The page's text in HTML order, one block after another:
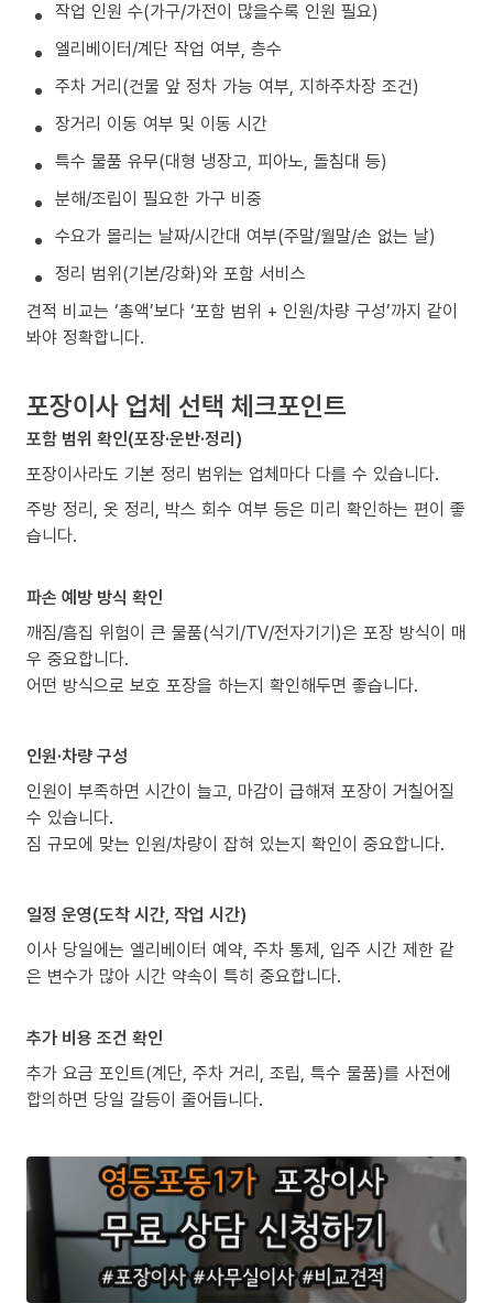
작업 인원 수(가구/가전이 많을수록 인원 필요)
엘리베이터/계단 작업 여부, 층수
주차 거리(건물 앞 정차 가능 여부, 지하주차장 조건)
장거리 이동 여부 및 이동 시간
특수 물품 유무(대형 냉장고, 피아노, 돌침대 등)
분해/조립이 필요한 가구 비중
수요가 몰리는 날짜/시간대 여부(주말/월말/손 없는 날)
정리 범위(기본/강화)와 포함 서비스
견적 비교는 ‘총액’보다 ‘포함 범위 + 인원/차량 구성’까지 같이
봐야 정확합니다.
포장이사 업체 선택 체크포인트
포함 범위 확인(포장·운반·정리)
포장이사라도 기본 정리 범위는 업체마다 다를 수 있습니다.
주방 정리, 옷 정리, 박스 회수 여부 등은 미리 확인하는 편이 좋
습니다.
파손 예방 방식 확인
깨짐/흠집 위험이 큰 물품(식기/TV/전자기기)은 포장 방식이 매
우 중요합니다.
어떤 방식으로 보호 포장을 하는지 확인해두면 좋습니다.
인원·차량 구성
인원이 부족하면 시간이 늘고, 마감이 급해져 포장이 거칠어질
수 있습니다.
짐 규모에 맞는 인원/차량이 잡혀 있는지 확인이 중요합니다.
일정 운영(도착 시간, 작업 시간)
이사 당일에는 엘리베이터 예약, 주차 통제, 입주 시간 제한 같
은 변수가 많아 시간 약속이 특히 중요합니다.
추가 비용 조건 확인
추가 요금 포인트(계단, 주차 거리, 조립, 특수 물품)를 사전에
합의하면 당일 갈등이 줄어듭니다.